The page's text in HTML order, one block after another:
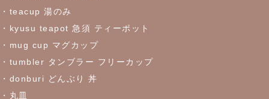
これからの季節にぴったりなトルコブルーのお皿が限定入荷しま
した♪お早めにどうぞ！
2023/5/30
≪おすすめ≫食卓を彩るかわいい器
・teacup 湯のみ
・kyusu teapot 急須 ティーポット
・mug cup マグカップ
・tumbler タンブラー フリーカップ
・donburi どんぶり 丼
・丸皿